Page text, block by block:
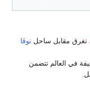
تغرق مقابل ساحل نوڤا
في العالم تتضمن